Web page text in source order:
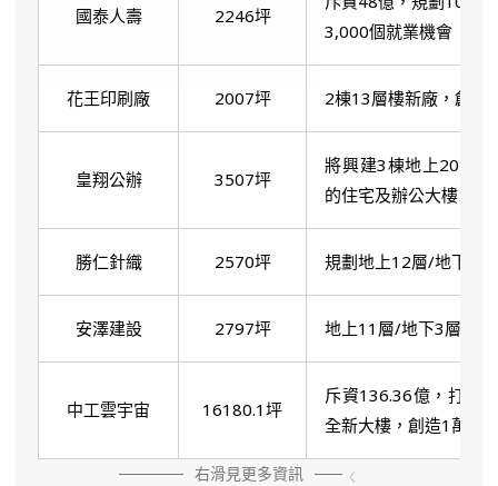
國泰人壽 2246坪
3,000個就業機會
花王印刷廠 2007坪 2棟13層樓新廠，創造
皇翔公辦 3507坪
將興建3棟地上20層
的住宅及辦公大樓。
勝仁針織 2570坪 規劃地上12層/地下3
安澤建設 2797坪 地上11層/地下3層新
中工雲宇宙 16180.1坪
斥資136.36億，打造
全新大樓，創造1萬
右滑見更多資訊